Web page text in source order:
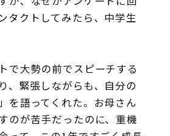
タクトしてみたら、中学生
で大勢の前でスピーチする
、緊張しながらも、自分の
を語ってくれた。お母さん
のが苦手だったのに、重機